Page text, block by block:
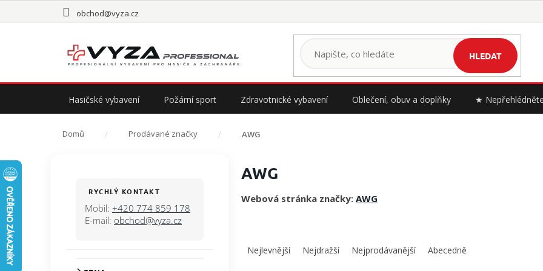
obchod@vyza.cz
HLEDAT
Hasičské vybavení Požární sport Zdravotnické vybavení Oblečení, obuv a doplňky ★
Domů Prodávané značky AWG
RYCHLÝ KONTAKT
Mobil: +420 774 859 178
E-mail: obchod@vyza.cz
AWG
Webová stránka značky: AWG
Nejlevnější Nejdražší Nejprodávanější Abecedně